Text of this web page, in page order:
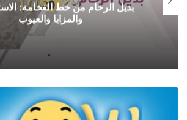
بديل الرخام من خط الفخامة:
والمزايا والعيوب